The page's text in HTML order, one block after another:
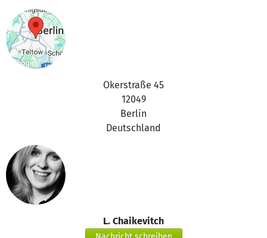
Okerstraße 45
12049
Berlin
Deutschland
L. Chaikevitch